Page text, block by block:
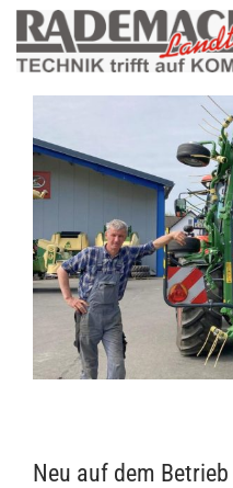
Zum
Inhalt
springen
HOME
PRODUKTE
MASCHINENBÖRSE
UNTERNEHMEN
KONTAKT
Neu auf dem